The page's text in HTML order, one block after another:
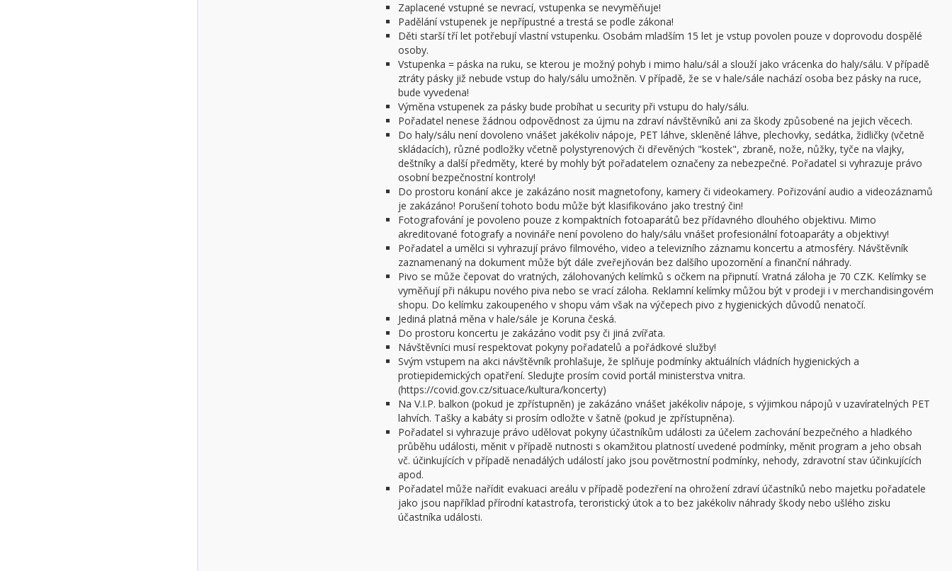
Zaplacené vstupné se nevrací, vstupenka se nevyměňuje!
Padělání vstupenek je nepřípustné a trestá se podle zákona!
Děti starší tří let potřebují vlastní vstupenku. Osobám mladším 15 let je vstup povolen pouze v doprovodu dospělé
osoby.
Vstupenka = páska na ruku, se kterou je možný pohyb i mimo halu/sál a slouží jako vrácenka do haly/sálu. V případě
ztráty pásky již nebude vstup do haly/sálu umožněn. V případě, že se v hale/sále nachází osoba bez pásky na ruce,
bude vyvedena!
Výměna vstupenek za pásky bude probíhat u security při vstupu do haly/sálu.
Pořadatel nenese žádnou odpovědnost za újmu na zdraví návštěvníků ani za škody způsobené na jejich věcech.
Do haly/sálu není dovoleno vnášet jakékoliv nápoje, PET láhve, skleněné láhve, plechovky, sedátka, židličky (včetně
skládacích), různé podložky včetně polystyrenových či dřevěných "kostek", zbraně, nože, nůžky, tyče na vlajky,
deštníky a další předměty, které by mohly být pořadatelem označeny za nebezpečné. Pořadatel si vyhrazuje právo
osobní bezpečnostní kontroly!
Do prostoru konání akce je zakázáno nosit magnetofony, kamery či videokamery. Pořizování audio a videozáznamů
je zakázáno! Porušení tohoto bodu může být klasifikováno jako trestný čin!
Fotografování je povoleno pouze z kompaktních fotoaparátů bez přídavného dlouhého objektivu. Mimo
akreditované fotografy a novináře není povoleno do haly/sálu vnášet profesionální fotoaparáty a objektivy!
Pořadatel a umělci si vyhrazují právo filmového, video a televizního záznamu koncertu a atmosféry. Návštěvník
zaznamenaný na dokument může být dále zveřejňován bez dalšího upozornění a finanční náhrady.
Pivo se může čepovat do vratných, zálohovaných kelímků s očkem na připnutí. Vratná záloha je 70 CZK. Kelímky se
vyměňují při nákupu nového piva nebo se vrací záloha. Reklamní kelímky můžou být v prodeji i v merchandisingovém
shopu. Do kelímku zakoupeného v shopu vám však na výčepech pivo z hygienických důvodů nenatočí.
Jediná platná měna v hale/sále je Koruna česká.
Do prostoru koncertu je zakázáno vodit psy či jiná zvířata.
Návštěvníci musí respektovat pokyny pořadatelů a pořádkové služby!
Svým vstupem na akci návštěvník prohlašuje, že splňuje podmínky aktuálních vládních hygienických a
protiepidemických opatření. Sledujte prosím covid portál ministerstva vnitra.
(https://covid.gov.cz/situace/kultura/koncerty)
Na V.I.P. balkon (pokud je zpřístupněn) je zakázáno vnášet jakékoliv nápoje, s výjimkou nápojů v uzavíratelných PET
lahvích. Tašky a kabáty si prosím odložte v šatně (pokud je zpřístupněna).
Pořadatel si vyhrazuje právo udělovat pokyny účastníkům události za účelem zachování bezpečného a hladkého
průběhu události, měnit v případě nutnosti s okamžitou platností uvedené podmínky, měnit program a jeho obsah
vč. účinkujících v případě nenadálých událostí jako jsou povětrnostní podmínky, nehody, zdravotní stav účinkujících
apod.
Pořadatel může nařídit evakuaci areálu v případě podezření na ohrožení zdraví účastníků nebo majetku pořadatele
jako jsou například přírodní katastrofa, teroristický útok a to bez jakékoliv náhrady škody nebo ušlého zisku
účastníka události.